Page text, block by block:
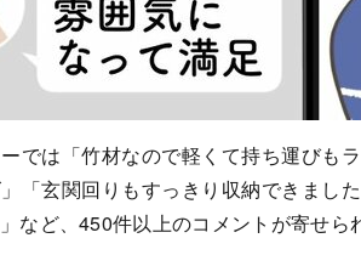
では「竹材なので軽くて持ち運びも
「玄関回りもすっきり収納できまし
など、450件以上のコメントが寄せら